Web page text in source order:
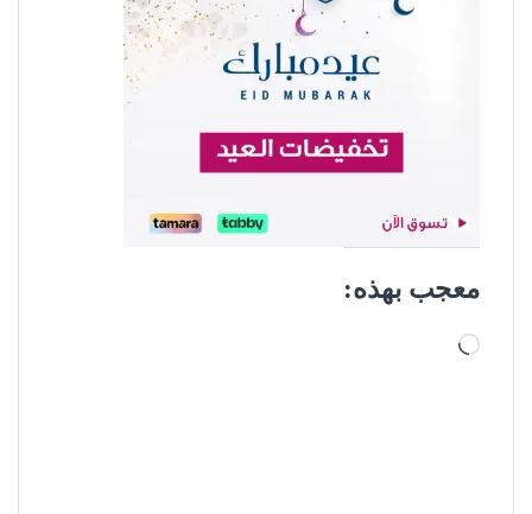
معجب بهذه:
جاري التحميل…